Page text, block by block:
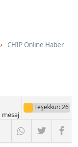
CHIP Online Haber
Teşekkür: 26
mesaj